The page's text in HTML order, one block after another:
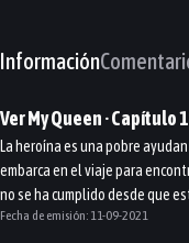
Información
VerMy Queen· Capítulo
La heroína es una pobre
embarca en el viaje para
no se ha cumplido desde que
Fecha de emisión: 11-09-2021